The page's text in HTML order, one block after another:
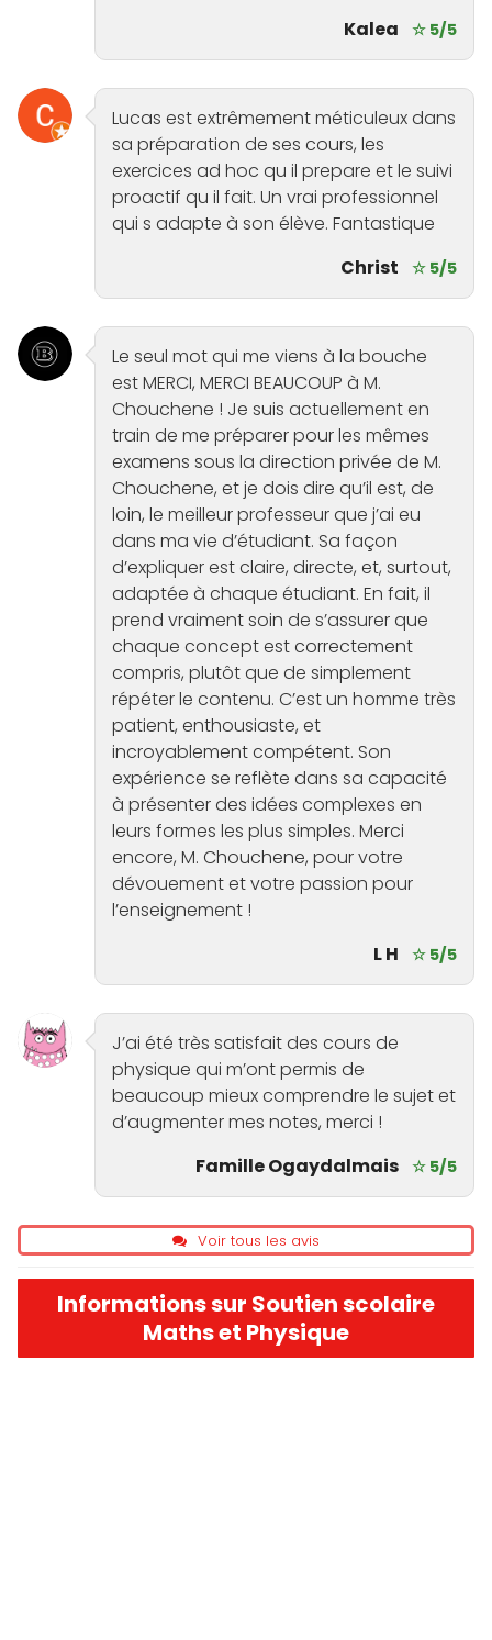
Kalea
☆ 5/5
Lucas est extrêmement méticuleux dans
sa préparation de ses cours, les
exercices ad hoc qu il prepare et le suivi
proactif qu il fait. Un vrai professionnel
qui s adapte à son élève. Fantastique
Christ
☆ 5/5
Le seul mot qui me viens à la bouche
est MERCI, MERCI BEAUCOUP à M.
Chouchene ! Je suis actuellement en
train de me préparer pour les mêmes
examens sous la direction privée de M.
Chouchene, et je dois dire qu’il est, de
loin, le meilleur professeur que j’ai eu
dans ma vie d’étudiant. Sa façon
d’expliquer est claire, directe, et, surtout,
adaptée à chaque étudiant. En fait, il
prend vraiment soin de s’assurer que
chaque concept est correctement
compris, plutôt que de simplement
répéter le contenu. C’est un homme très
patient, enthousiaste, et
incroyablement compétent. Son
expérience se reflète dans sa capacité
à présenter des idées complexes en
leurs formes les plus simples. Merci
encore, M. Chouchene, pour votre
dévouement et votre passion pour
l’enseignement !
L H
☆ 5/5
J’ai été très satisfait des cours de
physique qui m’ont permis de
beaucoup mieux comprendre le sujet et
d’augmenter mes notes, merci !
Famille Ogaydalmais ☆ 5/5
Voir tous les avis
Informations sur Soutien scolaire
Maths et Physique